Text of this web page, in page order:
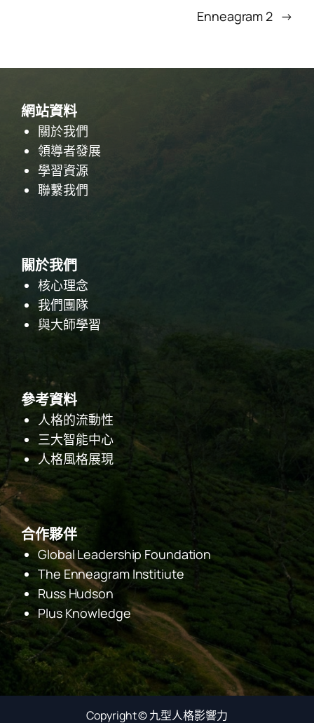
Enneagram 2 →
網站資料
關於我們
領導者發展
學習資源
聯繫我們
關於我們
核心理念
我們團隊
與大師學習
參考資料
人格的流動性
三大智能中心
人格風格展現
合作夥伴
Global Leadership Foundation
The Enneagram Institiute
Russ Hudson
Plus Knowledge
Facebook
Copyright ©九型人格影響力